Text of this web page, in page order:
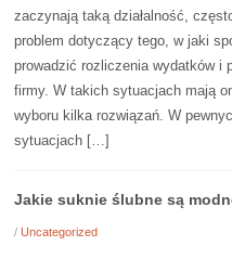
zaczynają taką działalność,
problem dotyczący tego, w jaki
prowadzić rozliczenia wydatków i
firmy. W takich sytuacjach mają
wyboru kilka rozwiązań. W
sytuacjach […]
Jakie suknie ślubne są
/Uncategorized